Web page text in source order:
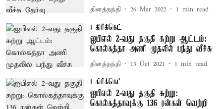
தினத்தந்தி 26 Mar 2022 1 min read
கிரிக்கெட்
ஐபிஎல் 2-வது தகுதி சுற்று ஆட்டம்:
கொல்கத்தா அணி முதலில் பந்து வீச்சு
தினத்தந்தி 13 Oct 2021 1 min read
கிரிக்கெட்
ஐபிஎல் 2-வது தகுதி சுற்று:
கொல்கத்தாவுக்கு 136 ரன்கள் வெற்றி